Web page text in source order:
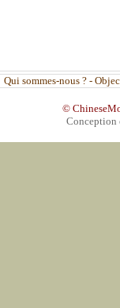
Qui sommes-nous ? -
©
Conception